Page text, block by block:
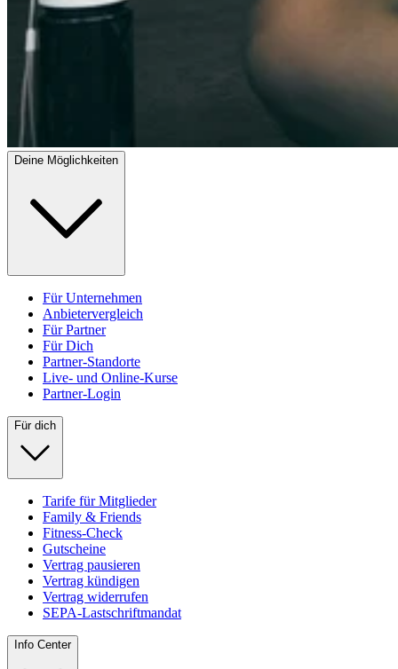
Deine Möglichkeiten
Für Unternehmen
Anbietervergleich
Für Partner
Für Dich
Partner-Standorte
Live- und Online-Kurse
Partner-Login
Für dich
Tarife für Mitglieder
Family & Friends
Fitness-Check
Gutscheine
Vertrag pausieren
Vertrag kündigen
Vertrag widerrufen
SEPA-Lastschriftmandat
Info Center